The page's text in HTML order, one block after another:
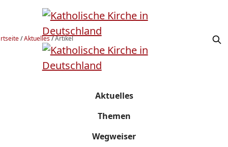
/Aktuelles/Artikel
Aktuelles
Themen
Wegweiser